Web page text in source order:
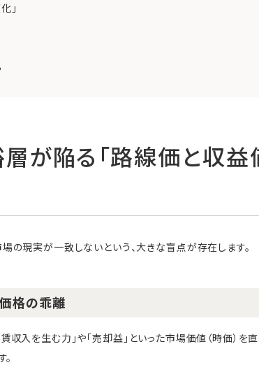
」
が陥る「路線価と収益
現実が一致しないという、大きな盲点が存在します。
格の乖離
収入を生む力」や「売却益」といった市場価値（時価）を